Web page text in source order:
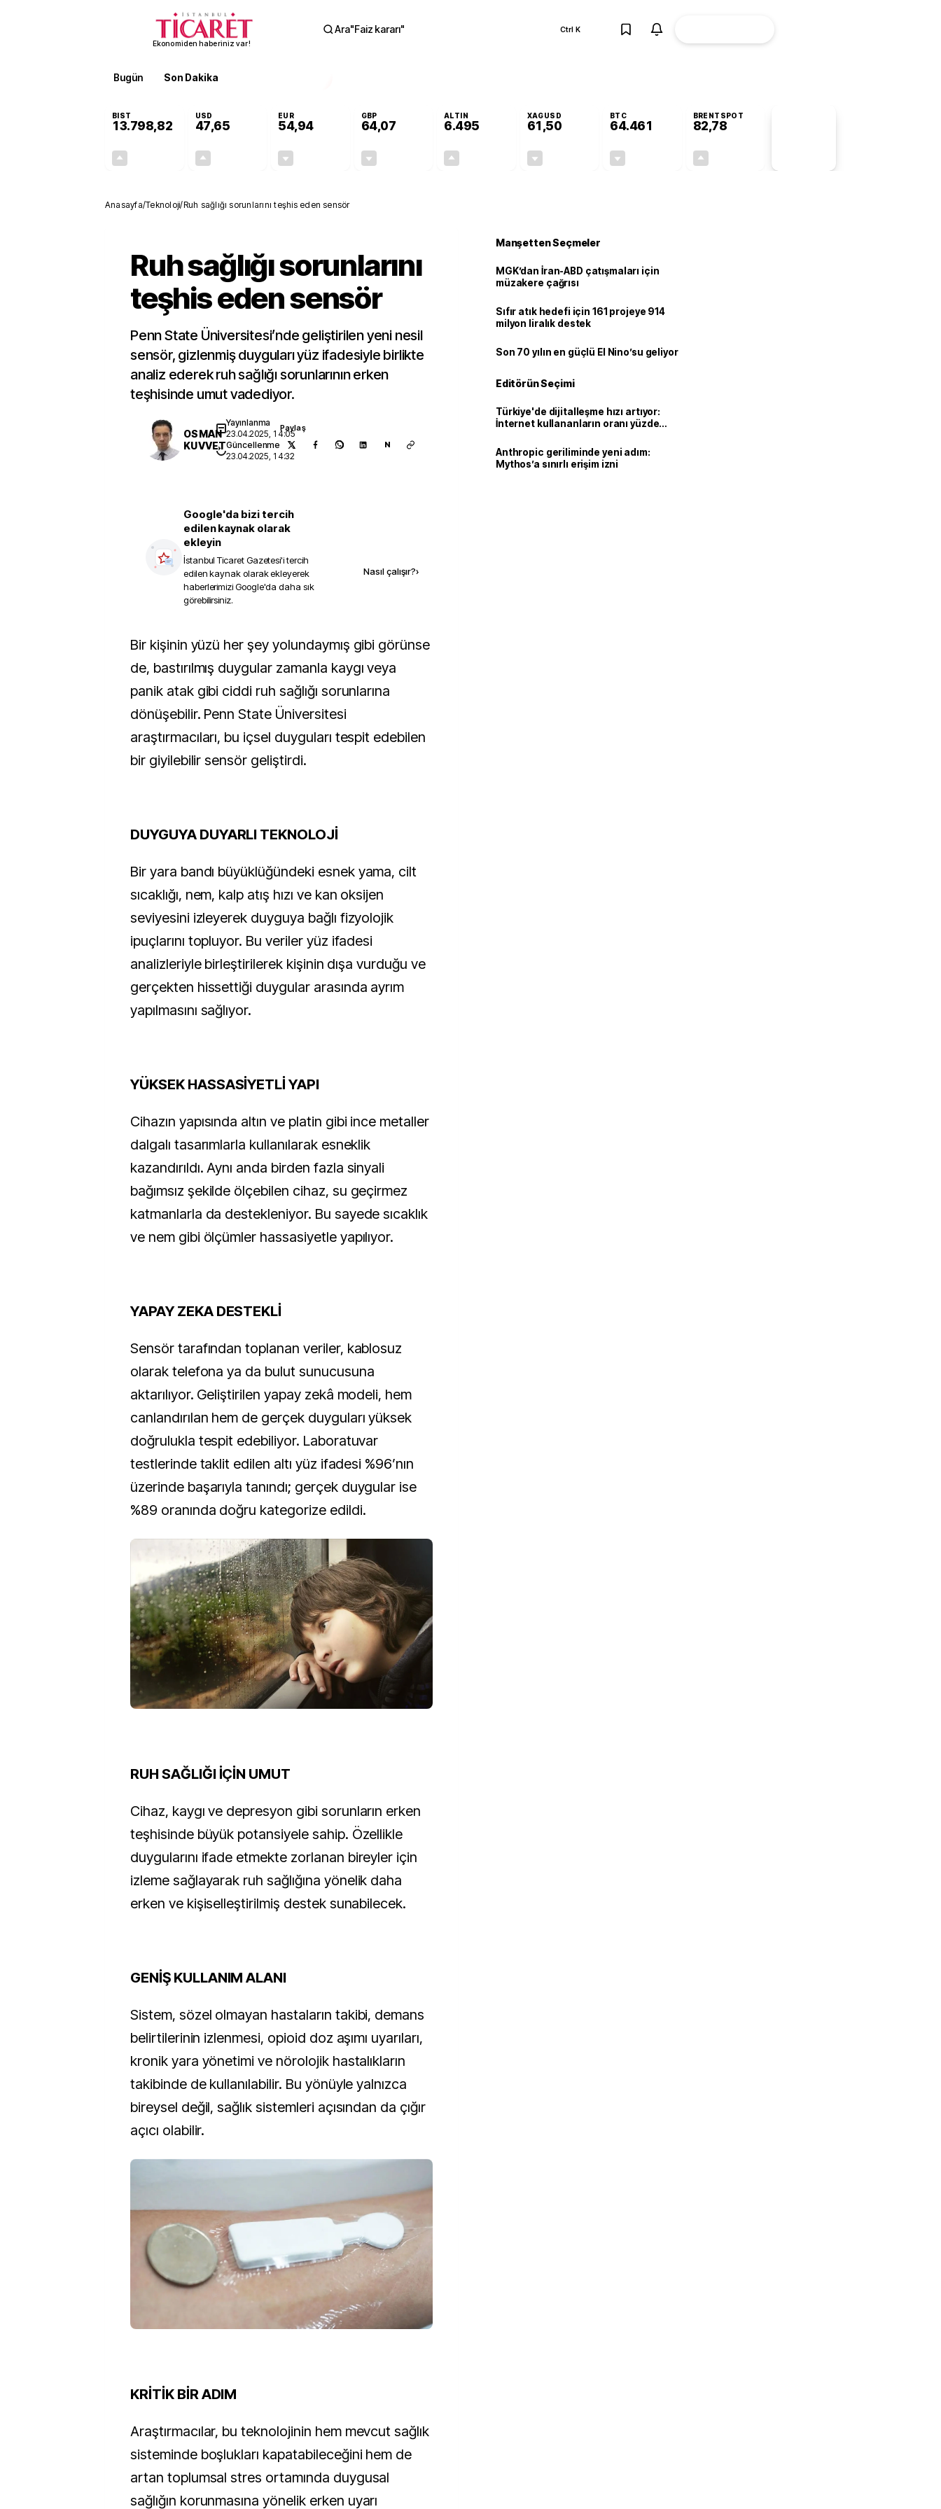
Ekonomiden haberiniz var!
Ara"Faiz kararı" Ctrl K
Bugün Son Dakika
BIST
13.798,82
USD
47,65
EUR
54,94
GBP
64,07
ALTIN
6.495
XAGUSD
61,50
BTC
64.461
BRENTSPOT
82,78
Anasayfa/Teknoloji/Ruh sağlığı sorunlarını teşhis eden sensör
Ruh sağlığı sorunlarını
teşhis eden sensör
Penn State Üniversitesi’nde geliştirilen yeni nesil
sensör, gizlenmiş duyguları yüz ifadesiyle birlikte
analiz ederek ruh sağlığı sorunlarının erken
teşhisinde umut vadediyor.
OSMAN
KUVVET
Yayınlanma
23.04.2025, 14:05
Güncellenme
23.04.2025, 14:32
Paylaş
N
Google'da bizi tercih
edilen kaynak olarak
ekleyin
İstanbul Ticaret Gazetesi'i tercih
edilen kaynak olarak ekleyerek
haberlerimizi Google'da daha sık
görebilirsiniz.
Nasıl çalışır?›
Bir kişinin yüzü her şey yolundaymış gibi görünse
de, bastırılmış duygular zamanla kaygı veya
panik atak gibi ciddi ruh sağlığı sorunlarına
dönüşebilir. Penn State Üniversitesi
araştırmacıları, bu içsel duyguları tespit edebilen
bir giyilebilir sensör geliştirdi.
DUYGUYA DUYARLI TEKNOLOJİ
Bir yara bandı büyüklüğündeki esnek yama, cilt
sıcaklığı, nem, kalp atış hızı ve kan oksijen
seviyesini izleyerek duyguya bağlı fizyolojik
ipuçlarını topluyor. Bu veriler yüz ifadesi
analizleriyle birleştirilerek kişinin dışa vurduğu ve
gerçekten hissettiği duygular arasında ayrım
yapılmasını sağlıyor.
YÜKSEK HASSASİYETLİ YAPI
Cihazın yapısında altın ve platin gibi ince metaller
dalgalı tasarımlarla kullanılarak esneklik
kazandırıldı. Aynı anda birden fazla sinyali
bağımsız şekilde ölçebilen cihaz, su geçirmez
katmanlarla da destekleniyor. Bu sayede sıcaklık
ve nem gibi ölçümler hassasiyetle yapılıyor.
YAPAY ZEKA DESTEKLİ
Sensör tarafından toplanan veriler, kablosuz
olarak telefona ya da bulut sunucusuna
aktarılıyor. Geliştirilen yapay zekâ modeli, hem
canlandırılan hem de gerçek duyguları yüksek
doğrulukla tespit edebiliyor. Laboratuvar
testlerinde taklit edilen altı yüz ifadesi %96’nın
üzerinde başarıyla tanındı; gerçek duygular ise
%89 oranında doğru kategorize edildi.
RUH SAĞLIĞI İÇİN UMUT
Cihaz, kaygı ve depresyon gibi sorunların erken
teşhisinde büyük potansiyele sahip. Özellikle
duygularını ifade etmekte zorlanan bireyler için
izleme sağlayarak ruh sağlığına yönelik daha
erken ve kişiselleştirilmiş destek sunabilecek.
GENİŞ KULLANIM ALANI
Sistem, sözel olmayan hastaların takibi, demans
belirtilerinin izlenmesi, opioid doz aşımı uyarıları,
kronik yara yönetimi ve nörolojik hastalıkların
takibinde de kullanılabilir. Bu yönüyle yalnızca
bireysel değil, sağlık sistemleri açısından da çığır
açıcı olabilir.
KRİTİK BİR ADIM
Araştırmacılar, bu teknolojinin hem mevcut sağlık
sisteminde boşlukları kapatabileceğini hem de
artan toplumsal stres ortamında duygusal
sağlığın korunmasına yönelik erken uyarı
Manşetten Seçmeler
MGK’dan İran-ABD çatışmaları için
müzakere çağrısı
Sıfır atık hedefi için 161 projeye 914
milyon liralık destek
Son 70 yılın en güçlü El Nino’su geliyor
Editörün Seçimi
Türkiye'de dijitalleşme hızı artıyor:
İnternet kullananların oranı yüzde
Anthropic geriliminde yeni adım:
Mythos’a sınırlı erişim izni